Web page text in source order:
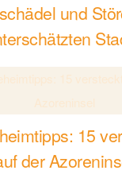
und
15
der